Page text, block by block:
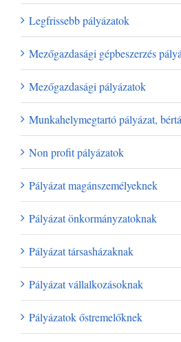
Legfrissebb pályázatok
Mezőgazdasági gépbeszerzés
Mezőgazdasági pályázatok
Munkahelymegtartó pályázat,
Non profit pályázatok
Pályázat magánszemélyeknek
Pályázat önkormányzatoknak
Pályázat társasházaknak
Pályázat vállalkozásoknak
Pályázatok őstremelőknek